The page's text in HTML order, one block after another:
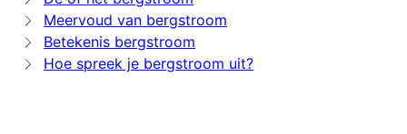
Meervoud van bergstroom
Betekenis bergstroom
Hoe spreek je bergstroom uit?